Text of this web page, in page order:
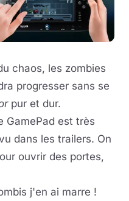
chaos, les zombies
progresser sans se
pur et dur.
GamePad est très
dans les trailers. On
ouvrir des portes,
j'en ai marre !